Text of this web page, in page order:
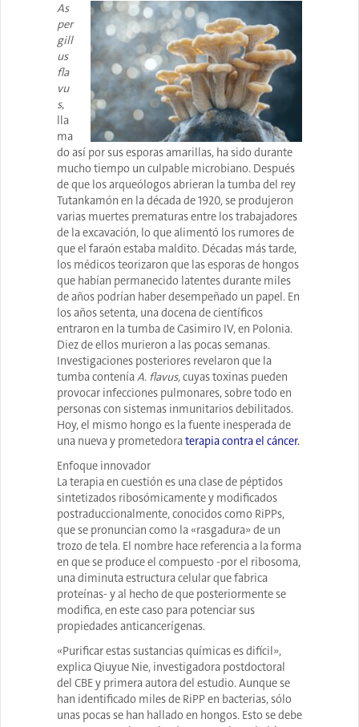
As
per
gill
us
fla
vu
s,
lla
ma
do así por sus esporas amarillas, ha sido durante
mucho tiempo un culpable microbiano. Después
de que los arqueólogos abrieran la tumba del rey
Tutankamón en la década de 1920, se produjeron
varias muertes prematuras entre los trabajadores
de la excavación, lo que alimentó los rumores de
que el faraón estaba maldito. Décadas más tarde,
los médicos teorizaron que las esporas de hongos
que habían permanecido latentes durante miles
de años podrían haber desempeñado un papel. En
los años setenta, una docena de científicos
entraron en la tumba de Casimiro IV, en Polonia.
Diez de ellos murieron a las pocas semanas.
Investigaciones posteriores revelaron que la
tumba conteníaA. flavus, cuyas toxinas pueden
provocar infecciones pulmonares, sobre todo en
personas con sistemas inmunitarios debilitados.
Hoy, el mismo hongo es la fuente inesperada de
una nueva y prometedoraterapia contra el cáncer.
Enfoque innovador
La terapia en cuestión es una clase de péptidos
sintetizados ribosómicamente y modificados
postraduccionalmente, conocidos como RiPPs,
que se pronuncian como la «rasgadura» de un
trozo de tela. El nombre hace referencia a la forma
en que se produce el compuesto -por el ribosoma,
una diminuta estructura celular que fabrica
proteínas- y al hecho de que posteriormente se
modifica, en este caso para potenciar sus
propiedades anticancerígenas.
«Purificar estas sustancias químicas es difícil»,
explica Qiuyue Nie, investigadora postdoctoral
del CBE y primera autora del estudio. Aunque se
han identificado miles de RiPP en bacterias, sólo
unas pocas se han hallado en hongos. Esto se debe